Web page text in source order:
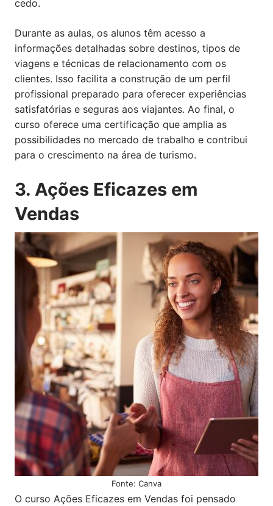
cedo.
Durante as aulas, os alunos têm acesso a
informações detalhadas sobre destinos, tipos de
viagens e técnicas de relacionamento com os
clientes. Isso facilita a construção de um perfil
profissional preparado para oferecer experiências
satisfatórias e seguras aos viajantes. Ao final, o
curso oferece uma certificação que amplia as
possibilidades no mercado de trabalho e contribui
para o crescimento na área de turismo.
3. Ações Eficazes em
Vendas
Fonte: Canva
O curso Ações Eficazes em Vendas foi pensado